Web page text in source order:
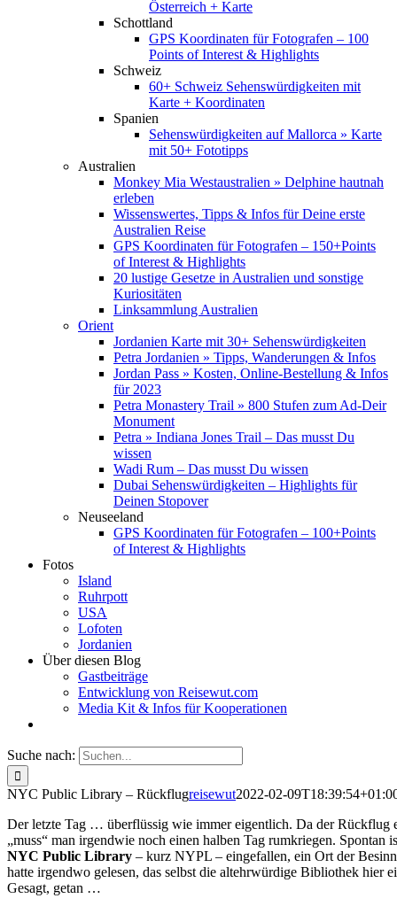
Österreich + Karte
Schottland
GPS Koordinaten für Fotografen – 100
Points of Interest & Highlights
Schweiz
60+ Schweiz Sehenswürdigkeiten mit
Karte + Koordinaten
Spanien
Sehenswürdigkeiten auf Mallorca » Karte
mit 50+ Fototipps
Australien
Monkey Mia Westaustralien » Delphine hautnah
erleben
Wissenswertes, Tipps & Infos für Deine erste
Australien Reise
GPS Koordinaten für Fotografen – 150+Points
of Interest & Highlights
20 lustige Gesetze in Australien und sonstige
Kuriositäten
Linksammlung Australien
Orient
Jordanien Karte mit 30+ Sehenswürdigkeiten
Petra Jordanien » Tipps, Wanderungen & Infos
Jordan Pass » Kosten, Online-Bestellung & Infos
für 2023
Petra Monastery Trail » 800 Stufen zum Ad-Deir
Monument
Petra » Indiana Jones Trail – Das musst Du
wissen
Wadi Rum – Das musst Du wissen
Dubai Sehenswürdigkeiten – Highlights für
Deinen Stopover
Neuseeland
GPS Koordinaten für Fotografen – 100+Points
of Interest & Highlights
Fotos
Island
Ruhrpott
USA
Lofoten
Jordanien
Über diesen Blog
Gastbeiträge
Entwicklung von Reisewut.com
Media Kit & Infos für Kooperationen
Suche nach:
NYC Public Library – Rückflugreisewut2022-02-
Der letzte Tag … überflüssig wie immer eigentlich. Da der Rückflug
„muss“ man irgendwie noch einen halben Tag rumkriegen. Spontan
NYC Public Library – kurz NYPL – eingefallen, ein Ort der
hatte irgendwo gelesen, das selbst die altehrwürdige Bibliothek hier
Gesagt, getan …